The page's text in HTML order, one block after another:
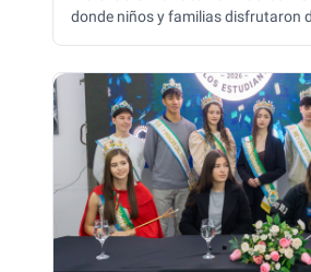
donde niños y familias disfrutaron
merendero, que asiste a 67 niños y
comunidad a colaborar con
continuar su tarea.